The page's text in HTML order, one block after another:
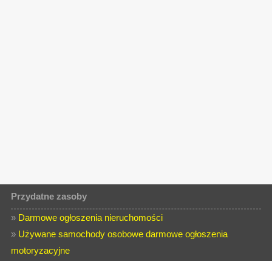
Przydatne zasoby
» Darmowe ogłoszenia nieruchomości
» Używane samochody osobowe darmowe ogłoszenia
motoryzacyjne